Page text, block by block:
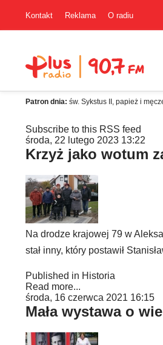
Kontakt Reklama O radiu
Patron dnia: św. Sykstus II, papież i
Subscribe to this RSS feed
środa, 22 lutego 2023 13:22
Krzyż jako wotum
Na drodze krajowej 79 w
stał inny, który postawił
Published in Historia
Read more...
środa, 16 czerwca 2021 16:15
Mała wystawa o